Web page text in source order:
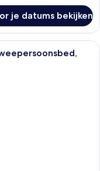
je datums bekijken
met een groot bed,